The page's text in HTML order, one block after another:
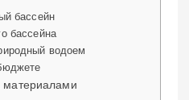
бассейн
бассейна
водоем
материалами